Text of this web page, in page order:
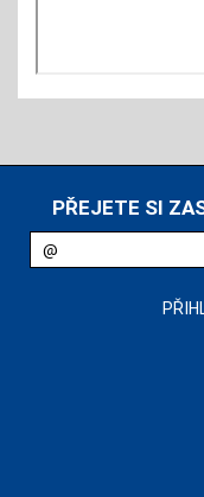
PŘEJETE SI